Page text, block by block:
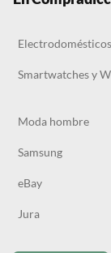
Smartwatches y
Moda hombre
Samsung
eBay
Jura